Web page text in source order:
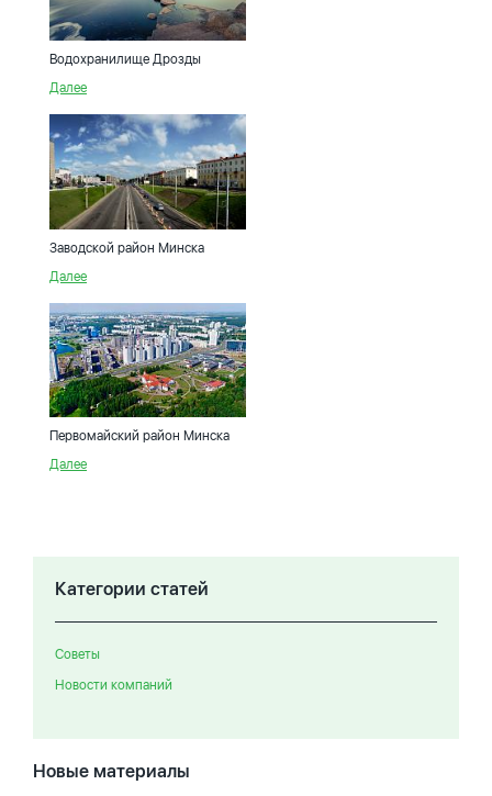
Водохранилище Дрозды
Далее
Заводской район Минска
Далее
Первомайский район Минска
Далее
Категории статей
Советы
Новости компаний
Новые материалы